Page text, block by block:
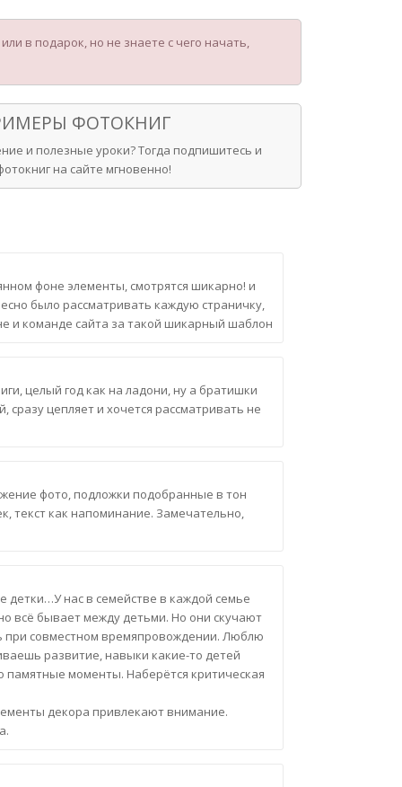
в подарок, но не знаете с чего начать,
ФОТОКНИГ
и полезные уроки? Тогда подпишитесь и
на сайте мгновенно!
фоне элементы, смотрятся шикарно! и
было рассматривать каждую страничку,
и команде сайта за такой шикарный шаблон
целый год как на ладони, ну а братишки
цепляет и хочется рассматривать не
фото, подложки подобранные в тон
текст как напоминание. Замечательно,
детки…У нас в семействе в каждой семье
всё бывает между детьми. Но они скучают
при совместном времяпровождении. Люблю
развитие, навыки какие-то детей
памятные моменты. Наберётся критическая
декора привлекают внимание.